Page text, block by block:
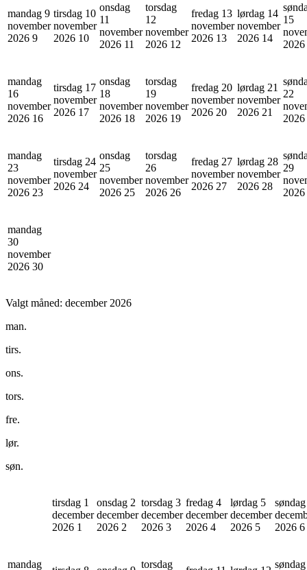
mandag 9
november
2026 9
tirsdag 10
november
2026 10
onsdag
11
november
2026 11
torsdag
12
november
2026 12
fredag 13
november
2026 13
lørdag 14
november
2026 14
15
2026
mandag
16
november
2026 16
tirsdag 17
november
2026 17
onsdag
18
november
2026 18
torsdag
19
november
2026 19
fredag 20
november
2026 20
lørdag 21
november
2026 21
22
2026
mandag
23
november
2026 23
tirsdag 24
november
2026 24
onsdag
25
november
2026 25
torsdag
26
november
2026 26
fredag 27
november
2026 27
lørdag 28
november
2026 28
29
2026
mandag
30
november
2026 30
Valgt måned: december 2026
man.
tirs.
ons.
tors.
fre.
lør.
søn.
tirsdag 1
december
2026 1
onsdag 2
december
2026 2
torsdag 3
december
2026 3
fredag 4
december
2026 4
lørdag 5
december
2026 5
2026 6
mandag torsdag søndag